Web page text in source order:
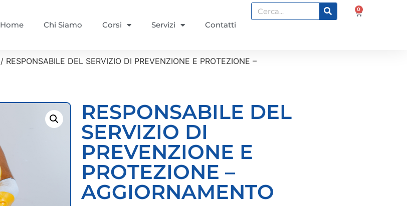
Home Chi Siamo Corsi Servizi Contatti
0
/ RESPONSABILE DEL SERVIZIO DI PREVENZIONE E PROTEZIONE –
RESPONSABILE DEL
SERVIZIO DI
PREVENZIONE E
PROTEZIONE –
AGGIORNAMENTO